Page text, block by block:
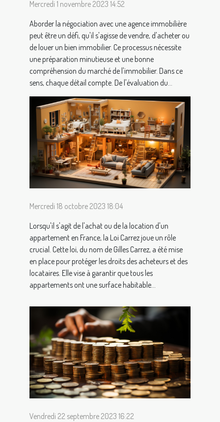
Mercredi 1 novembre 2023 14:52
Aborder la négociation avec une agence immobilière
peut être un défi, qu'il s'agisse de vendre, d'acheter ou
de louer un bien immobilier. Ce processus nécessite
une préparation minutieuse et une bonne
compréhension du marché de l'immobilier. Dans ce
sens, chaque détail compte. De l'évaluation du...
Mercredi 18 octobre 2023 18:04
Lorsqu'il s'agit de l'achat ou de la location d'un
appartement en France, la Loi Carrez joue un rôle
crucial. Cette loi, du nom de Gilles Carrez, a été mise
en place pour protéger les droits des acheteurs et des
locataires. Elle vise à garantir que tous les
appartements ont une surface habitable...
Vendredi 22 septembre 2023 16:22